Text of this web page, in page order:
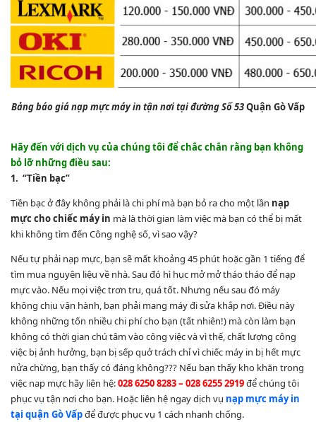
Bảng báo giá nạp mực máy in tận nơi tạiđường Số 53Quận Gò Vấp
Hãy đến với dịch vụ của chúng tôi để chắc chắn rằng bạn không
bỏ lỡ những điều sau:
1. “Tiền bạc”
Tiền bạc ở đây không phải là chi phí mà bạn bỏ ra cho một lần nạp
mực cho chiếc máy in mà là thời gian làm việc mà bạn có thể bị mất
khi không tìm đến Công nghệ số, vì sao vậy?
Nếu tự phải nạp mực, bạn sẽ mất khoảng 45 phút hoặc gần 1 tiếng để
tìm mua nguyên liệu về nhà. Sau đó hì hục mở mở tháo tháo để nạp
mực vào. Nếu mọi việc trơn tru, quá tốt. Nhưng nếu sau đó máy
không chịu vận hành, bạn phải mang máy đi sửa khắp nơi. Điều này
không những tốn nhiều chi phí cho bạn (tất nhiên!) mà còn làm bạn
không có thời gian chú tâm vào công việc và vì thế, chất lượng công
việc bị ảnh hưởng, bạn bị sếp quở trách chỉ vì chiếc máy in bị hết mực
nửa chừng, bạn thấy có đáng không??? Nếu bạn thấy kho khăn trong
việc nap mực hãy liên hệ:028 6250 8283 – 028 6255 2919để chúng tôi
phục vụ tận nơi cho bạn. Hoặc liên hệ ngay dịch vụ nạp mực máy in
tại quận Gò Vấpđể được phục vụ 1 cách nhanh chống.